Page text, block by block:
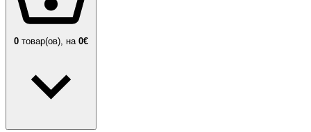
0 товар(ов), на 0€